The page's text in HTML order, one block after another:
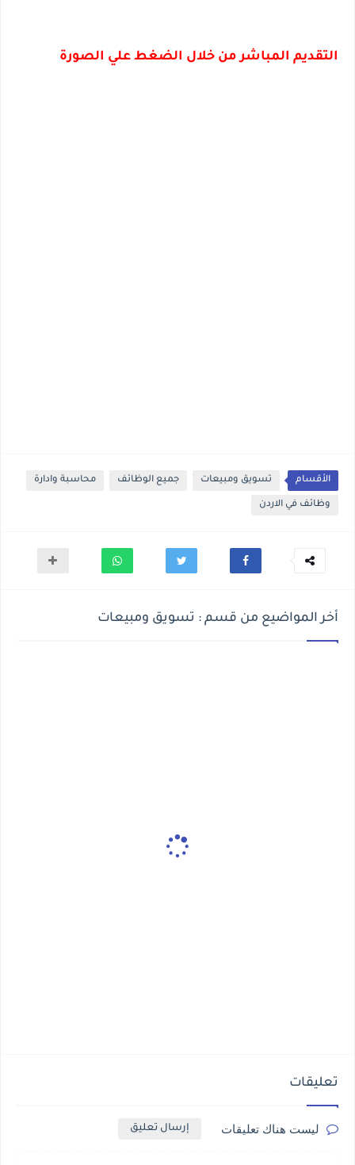
التقديم المباشر من خلال الضغط علي الصورة
الأقسام تسويق ومبيعات جميع الوظائف محاسبة وادارة
وظائف في الاردن
أخر المواضيع من قسم : تسويق ومبيعات
تعليقات
ليست هناك تعليقات إرسال تعليق